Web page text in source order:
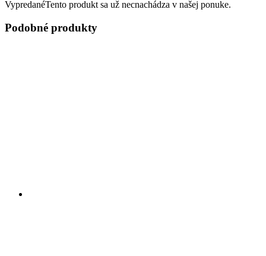
VypredanéTento produkt sa už necnachádza v našej ponuke.
Podobné produkty